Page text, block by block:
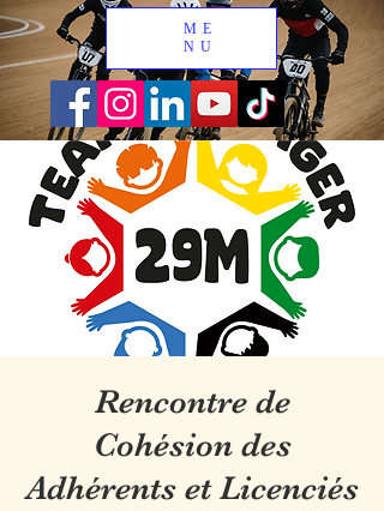
ME
NU
Rencontre de
Cohésion des
Adhérents et Licenciés